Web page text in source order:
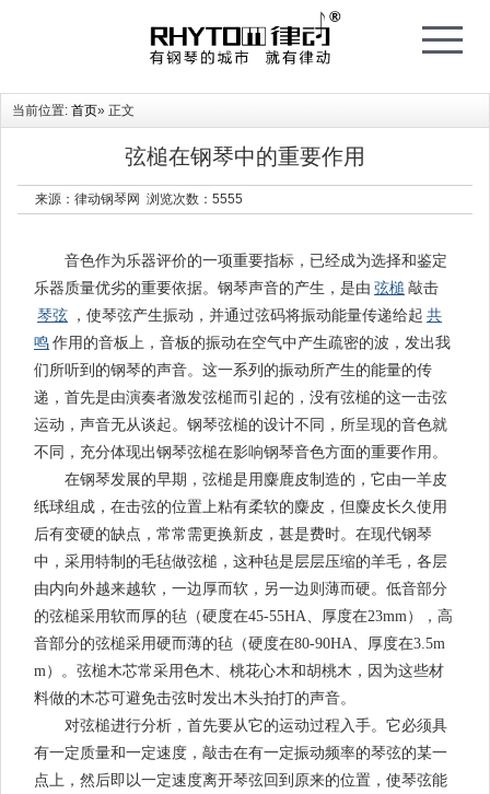
e
t
o
当前位置: 首页» 正文
弦槌在钢琴中的重要作用
来源：律动钢琴网 浏览次数： 5555
音色作为乐器评价的一项重要指标，已经成为选择和鉴定
乐器质量优劣的重要依据。钢琴声音的产生，是由 弦槌 敲击
琴弦 ，使琴弦产生振动，并通过弦码将振动能量传递给起 共
鸣 作用的音板上，音板的振动在空气中产生疏密的波，发出我
们所听到的钢琴的声音。这一系列的振动所产生的能量的传
递，首先是由演奏者激发弦槌而引起的，没有弦槌的这一击弦
运动，声音无从谈起。钢琴弦槌的设计不同，所呈现的音色就
不同，充分体现出钢琴弦槌在影响钢琴音色方面的重要作用。
在钢琴发展的早期，弦槌是用麋鹿皮制造的，它由一羊皮
纸球组成，在击弦的位置上粘有柔软的麋皮，但麋皮长久使用
后有变硬的缺点，常常需更换新皮，甚是费时。在现代钢琴
中，采用特制的毛毡做弦槌，这种毡是层层压缩的羊毛，各层
由内向外越来越软，一边厚而软，另一边则薄而硬。低音部分
的弦槌采用软而厚的毡（硬度在45-55HA、厚度在23mm），高
音部分的弦槌采用硬而薄的毡（硬度在80-90HA、厚度在3.5m
m）。弦槌木芯常采用色木、桃花心木和胡桃木，因为这些材
料做的木芯可避免击弦时发出木头拍打的声音。
对弦槌进行分析，首先要从它的运动过程入手。它必须具
有一定质量和一定速度，敲击在有一定振动频率的琴弦的某一
点上，然后即以一定速度离开琴弦回到原来的位置，使琴弦能